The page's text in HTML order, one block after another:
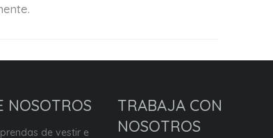
NOSOTROS
de vestir e
TRABAJA CON
NOSOTROS